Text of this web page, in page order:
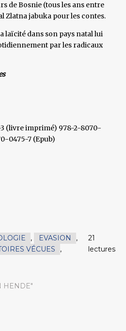
de Bosnie (tous les ans entre
Zlatna jabuka pour les contes.
laïcité dans son pays natal lui
par les radicaux
(livre imprimé) 978-2-8070-
0475-7 (Epub)
, EVASION
,
VÉCUES
,
21
lectures
HENDE"